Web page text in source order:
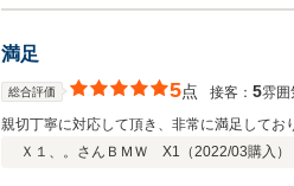
満足
総合評価 5点 接客： 5雰囲
親切丁寧に対応して頂き、非常に満足してお
Ｘ１、。さん ＢＭＷ X1（2022/03購入）